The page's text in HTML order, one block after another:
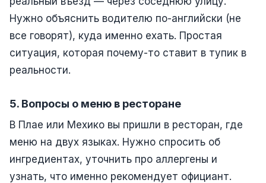
Нужно объяснить водителю по-английски (не
все говорят), куда именно ехать. Простая
ситуация, которая почему-то ставит в тупик в
реальности.
5. Вопросы о меню в ресторане
В Плае или Мехико вы пришли в ресторан, где
меню на двух языках. Нужно спросить об
ингредиентах, уточнить про аллергены и
узнать, что именно рекомендует официант.